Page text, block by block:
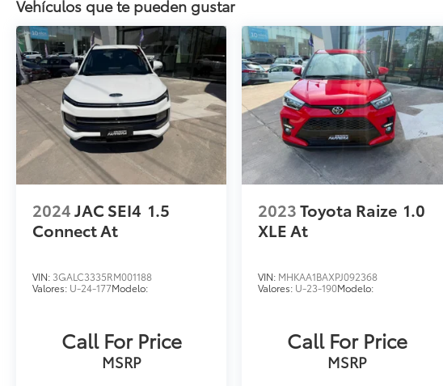
Vehículos que te pueden gustar
2024JAC SEI4 1.5
Connect At
VIN: 3GALC3335RM001188
Valores: U-24-177Modelo:
Call For Price
MSRP
2023Toyota Raize 1.0
XLE At
VIN: MHKAA1BAXPJ092368
Valores: U-23-190Modelo:
Call For Price
MSRP